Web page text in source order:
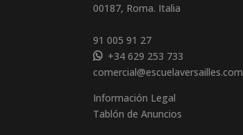
00187, Roma. Italia
91 005 91 27
+34 629 253 733
comercial@escuelaversailles.com
Información Legal
Tablón de Anuncios